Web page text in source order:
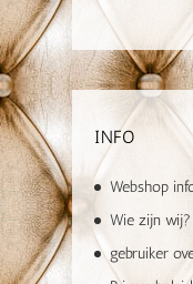
INFO
Webshop
Wie zijn wij?
gebruiker